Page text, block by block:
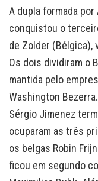
A dupla formada
conquistou o
de Zolder (Bélgica),
Os dois dividiram o
mantida pelo
Washington
Sérgio Jimenez
ocuparam as três
os belgas Robin
ficou em segundo